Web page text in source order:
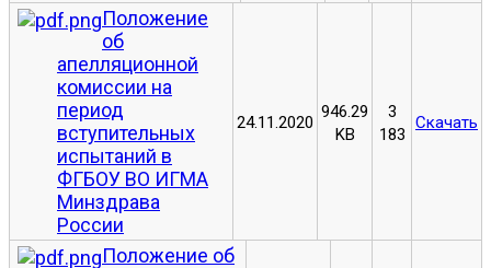
Положение
об
апелляционной
комиссии на
период
вступительных
испытаний в
ФГБОУ ВО ИГМА
Минздрава
России
24.11.2020
946.29
KB
3
183
Скачать
Положение об